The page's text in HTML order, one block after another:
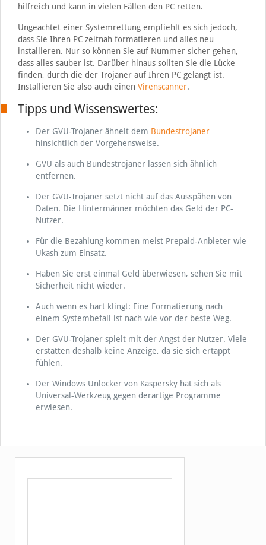
hilfreich und kann in vielen Fällen den PC retten.
Ungeachtet einer Systemrettung empfiehlt es sich jedoch,
dass Sie Ihren PC zeitnah formatieren und alles neu
installieren. Nur so können Sie auf Nummer sicher gehen,
dass alles sauber ist. Darüber hinaus sollten Sie die Lücke
finden, durch die der Trojaner auf Ihren PC gelangt ist.
Installieren Sie also auch einen Virenscanner.
Tipps und Wissenswertes:
Der GVU-Trojaner ähnelt dem Bundestrojaner
hinsichtlich der Vorgehensweise.
GVU als auch Bundestrojaner lassen sich ähnlich
entfernen.
Der GVU-Trojaner setzt nicht auf das Ausspähen von
Daten. Die Hintermänner möchten das Geld der PC-
Nutzer.
Für die Bezahlung kommen meist Prepaid-Anbieter wie
Ukash zum Einsatz.
Haben Sie erst einmal Geld überwiesen, sehen Sie mit
Sicherheit nicht wieder.
Auch wenn es hart klingt: Eine Formatierung nach
einem Systembefall ist nach wie vor der beste Weg.
Der GVU-Trojaner spielt mit der Angst der Nutzer. Viele
erstatten deshalb keine Anzeige, da sie sich ertappt
fühlen.
Der Windows Unlocker von Kaspersky hat sich als
Universal-Werkzeug gegen derartige Programme
erwiesen.